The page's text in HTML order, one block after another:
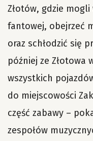
Złotów, gdzie
fantowej, obejrzeć
oraz schłodzić się
później ze Złotowa
wszystkich
do miejscowości
część zabawy –
zespołów